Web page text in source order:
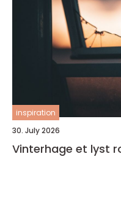
inspiration
30. July 2026
Vinterhage